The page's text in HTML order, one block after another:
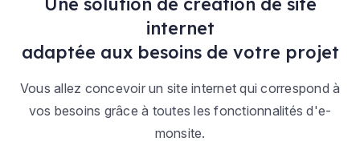
internet
adaptée aux besoins de votre projet
Vous allez concevoir un site internet qui correspond à
vos besoins grâce à toutes les fonctionnalités d'e-
monsite.